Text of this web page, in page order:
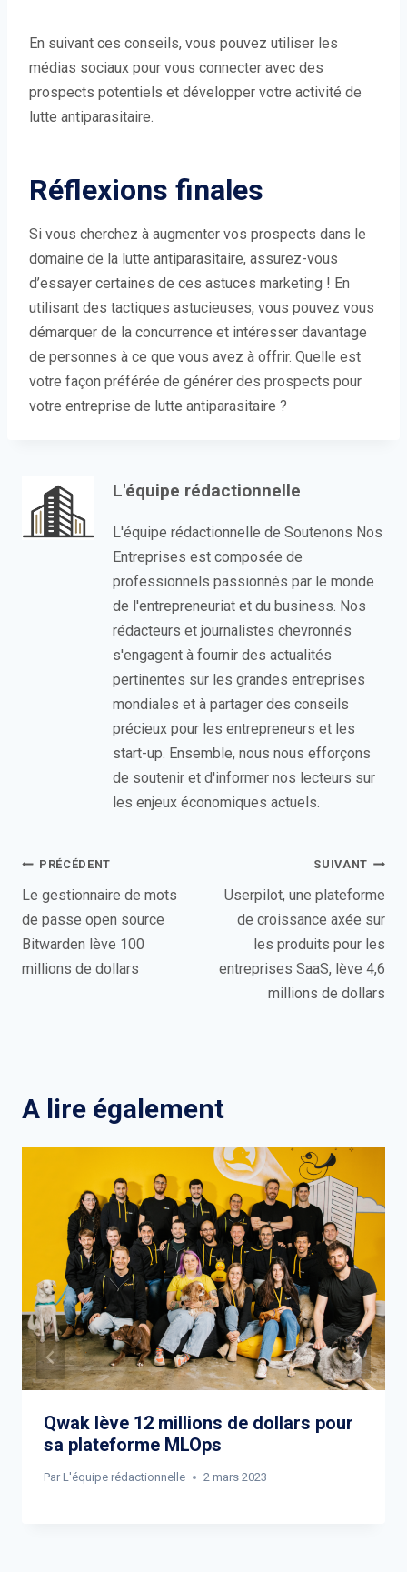
En suivant ces conseils, vous pouvez utiliser les
médias sociaux pour vous connecter avec des
prospects potentiels et développer votre activité de
lutte antiparasitaire.
Réflexions finales
Si vous cherchez à augmenter vos prospects dans le
domaine de la lutte antiparasitaire, assurez-vous
d’essayer certaines de ces astuces marketing ! En
utilisant des tactiques astucieuses, vous pouvez vous
démarquer de la concurrence et intéresser davantage
de personnes à ce que vous avez à offrir. Quelle est
votre façon préférée de générer des prospects pour
votre entreprise de lutte antiparasitaire ?
L'équipe rédactionnelle
L'équipe rédactionnelle de Soutenons Nos
Entreprises est composée de
professionnels passionnés par le monde
de l'entrepreneuriat et du business. Nos
rédacteurs et journalistes chevronnés
s'engagent à fournir des actualités
pertinentes sur les grandes entreprises
mondiales et à partager des conseils
précieux pour les entrepreneurs et les
start-up. Ensemble, nous nous efforçons
de soutenir et d'informer nos lecteurs sur
les enjeux économiques actuels.
Navigation
de
l’article
PRÉCÉDENT
Le gestionnaire de mots
de passe open source
Bitwarden lève 100
millions de dollars
SUIVANT
Userpilot, une plateforme
de croissance axée sur
les produits pour les
entreprises SaaS, lève 4,6
millions de dollars
A lire également
Qwak lève 12 millions de dollars pour
sa plateforme MLOps
Par L'équipe rédactionnelle 2 mars 2023